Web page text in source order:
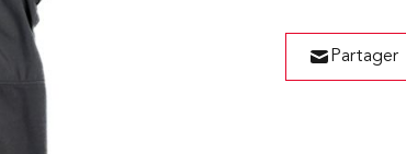
Partager